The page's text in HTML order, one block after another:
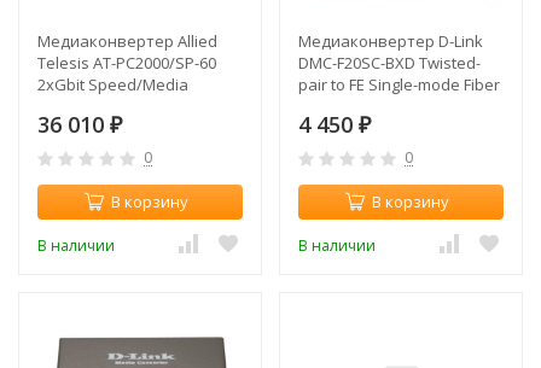
Медиаконвертер Allied
Telesis AT-PC2000/SP-60
2xGbit Speed/Media
упаковка)
36 010 ₽
0
В корзину
В наличии
Медиаконвертер D-Link
DMC-F20SC-BXD Twisted-
pair to FE Single-mode Fiber
4 450 ₽
0
В корзину
В наличии